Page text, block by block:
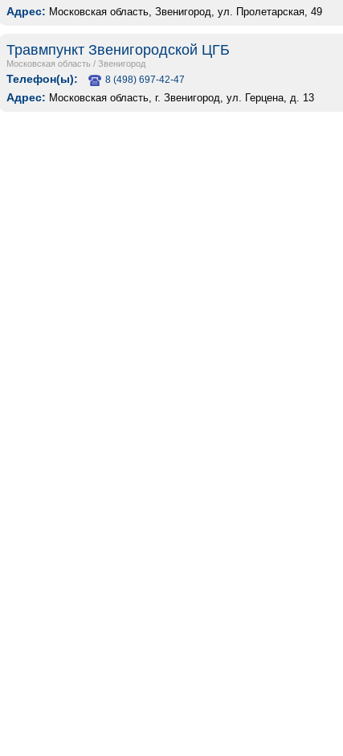
Адрес: Московская область, Звенигород, ул. Пролетарская, 49
Травмпункт Звенигородской ЦГБ
Московская область / Звенигород
Телефон(ы): 8 (498) 697-42-47
Адрес: Московская область, г. Звенигород, ул. Герцена, д. 13